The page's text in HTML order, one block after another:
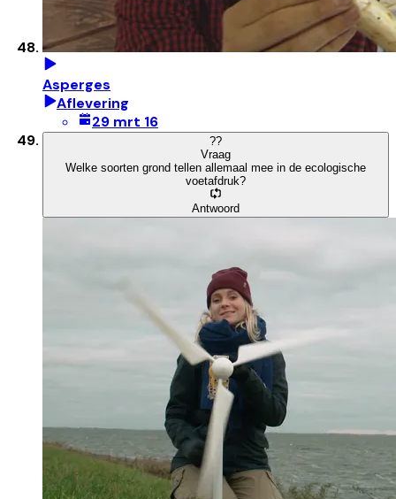
Asperges
Aflevering
29 mrt 16
??
Vraag
Welke soorten grond tellen allemaal mee in de ecologische
voetafdruk?
Antwoord